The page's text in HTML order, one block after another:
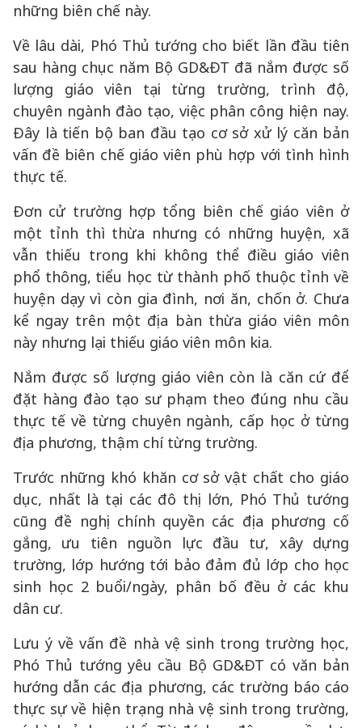
những biên chế này.
Về lâu dài, Phó Thủ tướng cho biết lần đầu tiên
sau hàng chục năm Bộ GD&ĐT đã nắm được số
lượng giáo viên tại từng trường, trình độ,
chuyên ngành đào tạo, việc phân công hiện nay.
Đây là tiến bộ ban đầu tạo cơ sở xử lý căn bản
vấn đề biên chế giáo viên phù hợp với tình hình
thực tế.
Đơn cử trường hợp tổng biên chế giáo viên ở
một tỉnh thì thừa nhưng có những huyện, xã
vẫn thiếu trong khi không thể điều giáo viên
phổ thông, tiểu học từ thành phố thuộc tỉnh về
huyện dạy vì còn gia đình, nơi ăn, chốn ở. Chưa
kể ngay trên một địa bàn thừa giáo viên môn
này nhưng lại thiếu giáo viên môn kia.
Nắm được số lượng giáo viên còn là căn cứ để
đặt hàng đào tạo sư phạm theo đúng nhu cầu
thực tế về từng chuyên ngành, cấp học ở từng
địa phương, thậm chí từng trường.
Trước những khó khăn cơ sở vật chất cho giáo
dục, nhất là tại các đô thị lớn, Phó Thủ tướng
cũng đề nghị chính quyền các địa phương cố
gắng, ưu tiên nguồn lực đầu tư, xây dựng
trường, lớp hướng tới bảo đảm đủ lớp cho học
sinh học 2 buổi/ngày, phân bố đều ở các khu
dân cư.
Lưu ý về vấn đề nhà vệ sinh trong trường học,
Phó Thủ tướng yêu cầu Bộ GD&ĐT có văn bản
hướng dẫn các địa phương, các trường báo cáo
thực sự về hiện trạng nhà vệ sinh trong trường,